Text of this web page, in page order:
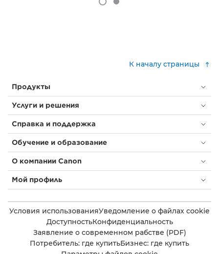
К началу страницы
Продукты
Услуги и решения
Справка и поддержка
Обучение и образование
О компании Canon
Мой профиль
Условия использованияУведомление о файлах cookie
ДоступностьКонфиденциальность
Заявление о современном рабстве (PDF)
Потребитель: где купитьБизнес: где купить